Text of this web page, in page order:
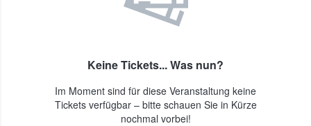
Keine Tickets... Was nun?
Im Moment sind für diese Veranstaltung keine
Tickets verfügbar – bitte schauen Sie in Kürze
nochmal vorbei!